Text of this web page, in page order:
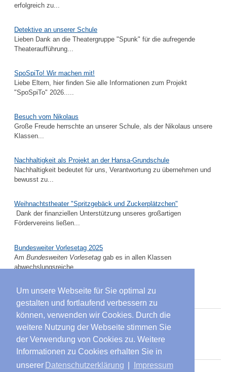
Um unsere Webseite für Sie optimal zu
gestalten und fortlaufend verbessern zu
können, verwenden wir Cookies. Durch die
weitere Nutzung der Webseite stimmen Sie
der Verwendung von Cookies zu. Weitere
Informationen zu Cookies erhalten Sie in
unserer Datenschutzerklärung Impressum
erfolgreich zu...
Detektive an unserer Schule
Lieben Dank an die Theatergruppe "Spunk" für die aufregende
Theateraufführung...
SpoSpiTo! Wir machen mit!
Liebe Eltern, hier finden Sie alle Informationen zum Projekt
"SpoSpiTo" 2026.....
Besuch vom Nikolaus
Große Freude herrschte an unserer Schule, als der Nikolaus unsere
Klassen...
Nachhaltigkeit als Projekt an der Hansa-Grundschule
Nachhaltigkeit bedeutet für uns, Verantwortung zu übernehmen und
bewusst zu...
Weihnachtstheater "Spritzgebäck und Zuckerplätzchen"
Dank der finanziellen Unterstützung unseres großartigen
Fördervereins ließen...
Bundesweiter Vorlesetag 2025
AmBundesweiten Vorlesetag gab es in allen Klassen
abwechslungsreiche...
Suche
Suchen
...
Öffnungszeiten Sektretariat